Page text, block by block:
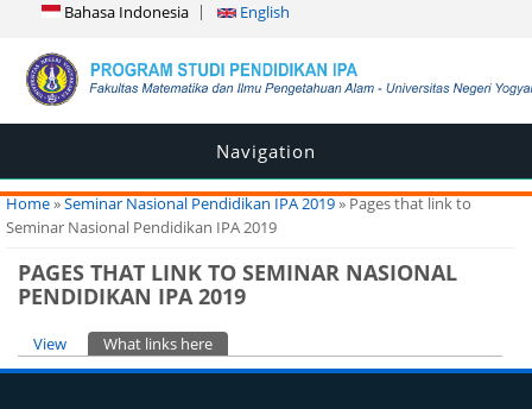
Bahasa Indonesia English
Navigation
You are here
Home»Seminar Nasional Pendidikan IPA 2019» Pages that link to
Seminar Nasional Pendidikan IPA 2019
PAGES THAT LINK TO SEMINAR NASIONAL
PENDIDIKAN IPA 2019
Primary tabs
View What links here